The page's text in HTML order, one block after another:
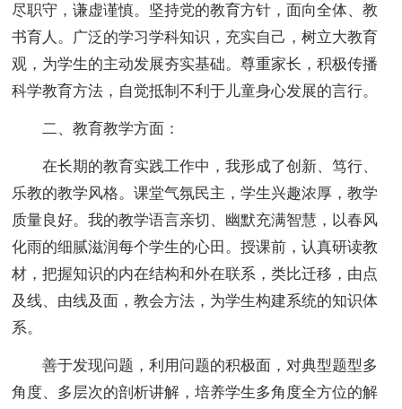
尽职守，谦虚谨慎。坚持党的教育方针，面向全体、教
书育人。广泛的学习学科知识，充实自己，树立大教育
观，为学生的主动发展夯实基础。尊重家长，积极传播
科学教育方法，自觉抵制不利于儿童身心发展的言行。
二、教育教学方面：
在长期的教育实践工作中，我形成了创新、笃行、
乐教的教学风格。课堂气氛民主，学生兴趣浓厚，教学
质量良好。我的教学语言亲切、幽默充满智慧，以春风
化雨的细腻滋润每个学生的心田。授课前，认真研读教
材，把握知识的内在结构和外在联系，类比迁移，由点
及线、由线及面，教会方法，为学生构建系统的知识体
系。
善于发现问题，利用问题的积极面，对典型题型多
角度、多层次的剖析讲解，培养学生多角度全方位的解